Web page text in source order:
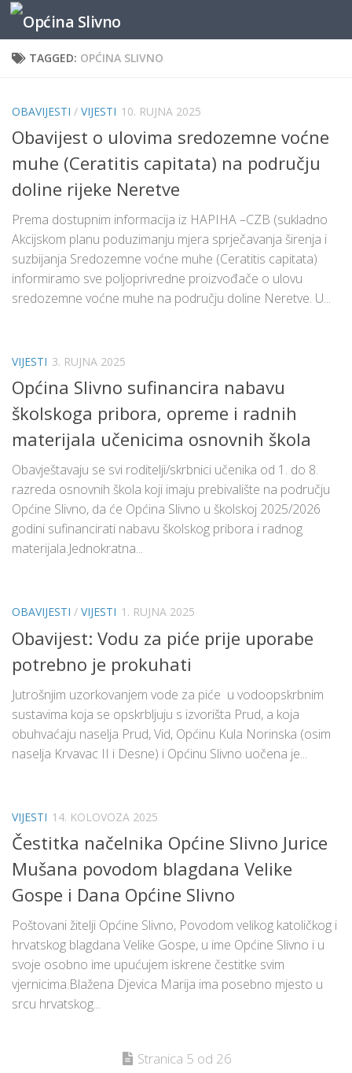
content
Skip to content
TAGGED: OPĆINA SLIVNO
OBAVIJESTI / VIJESTI 10. RUJNA 2025
Obavijest o ulovima sredozemne voćne
muhe (Ceratitis capitata) na području
doline rijeke Neretve
Prema dostupnim informacija iz HAPIHA –CZB (sukladno
Akcijskom planu poduzimanju mjera sprječavanja širenja i
suzbijanja Sredozemne voćne muhe (Ceratitis capitata)
informiramo sve poljoprivredne proizvođače o ulovu
sredozemne voćne muhe na području doline Neretve. U...
VIJESTI 3. RUJNA 2025
Općina Slivno sufinancira nabavu
školskoga pribora, opreme i radnih
materijala učenicima osnovnih škola
Obavještavaju se svi roditelji/skrbnici učenika od 1. do 8.
razreda osnovnih škola koji imaju prebivalište na području
Općine Slivno, da će Općina Slivno u školskoj 2025/2026
godini sufinancirati nabavu školskog pribora i radnog
materijala.Jednokratna...
OBAVIJESTI / VIJESTI 1. RUJNA 2025
Obavijest: Vodu za piće prije uporabe
potrebno je prokuhati
Jutrošnjim uzorkovanjem vode za piće u vodoopskrbnim
sustavima koja se opskrbljuju s izvorišta Prud, a koja
obuhvaćaju naselja Prud, Vid, Općinu Kula Norinska (osim
naselja Krvavac II i Desne) i Općinu Slivno uočena je...
VIJESTI 14. KOLOVOZA 2025
Čestitka načelnika Općine Slivno Jurice
Mušana povodom blagdana Velike
Gospe i Dana Općine Slivno
Poštovani žitelji Općine Slivno, Povodom velikog katoličkog i
hrvatskog blagdana Velike Gospe, u ime Općine Slivno i u
svoje osobno ime upućujem iskrene čestitke svim
vjernicima.Blažena Djevica Marija ima posebno mjesto u
srcu hrvatskog...
Stranica 5 od 26